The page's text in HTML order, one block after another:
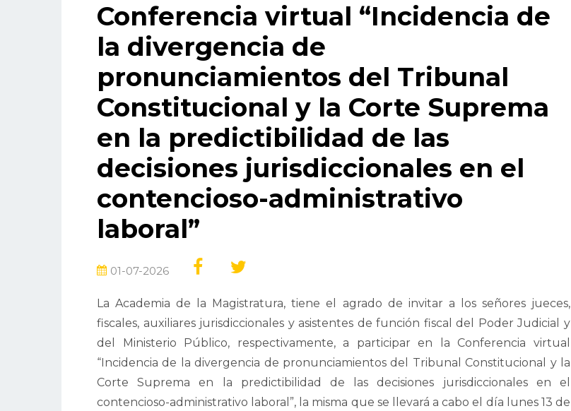
Conferencia virtual “Incidencia de
la divergencia de
pronunciamientos del Tribunal
Constitucional y la Corte Suprema
en la predictibilidad de las
decisiones jurisdiccionales en el
contencioso-administrativo
laboral”
01-07-2026
La Academia de la Magistratura, tiene el agrado de invitar a los señores jueces,
fiscales, auxiliares jurisdiccionales y asistentes de función fiscal del Poder Judicial y
del Ministerio Público, respectivamente, a participar en la Conferencia virtual
“Incidencia de la divergencia de pronunciamientos del Tribunal Constitucional y la
Corte Suprema en la predictibilidad de las decisiones jurisdiccionales en el
contencioso-administrativo laboral”, la misma que se llevará a cabo el día lunes 13 de